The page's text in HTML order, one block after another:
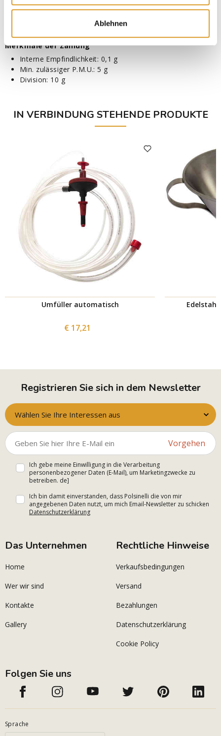
Ablehnen
digitale Kalibrierung
Aktivierung der Hintergrundbeleuchtung
Merkmale der Zählung
Interne Empfindlichkeit: 0,1 g
Min. zulässiger P.M.U.: 5 g
Division: 10 g
IN VERBINDUNG STEHENDE PRODUKTE
Umfüller automatisch
€ 17,21
Registrieren Sie sich in dem Newsletter
Wählen Sie Ihre Interessen aus
Vorgehen
Ich gebe meine Einwilligung in die Verarbeitung
personenbezogener Daten (E-Mail), um Marketingzwecke zu
betreiben. de]
Ich bin damit einverstanden, dass Polsinelli die von mir
angegebenen Daten nutzt, um mich Email-Newsletter zu schicken
Datenschutzerklärung
Das Unternehmen
Home
Wer wir sind
Kontakte
Gallery
Rechtliche Hinweise
Verkaufsbedingungen
Versand
Bezahlungen
Datenschutzerklärung
Cookie Policy
Folgen Sie uns
Sprache